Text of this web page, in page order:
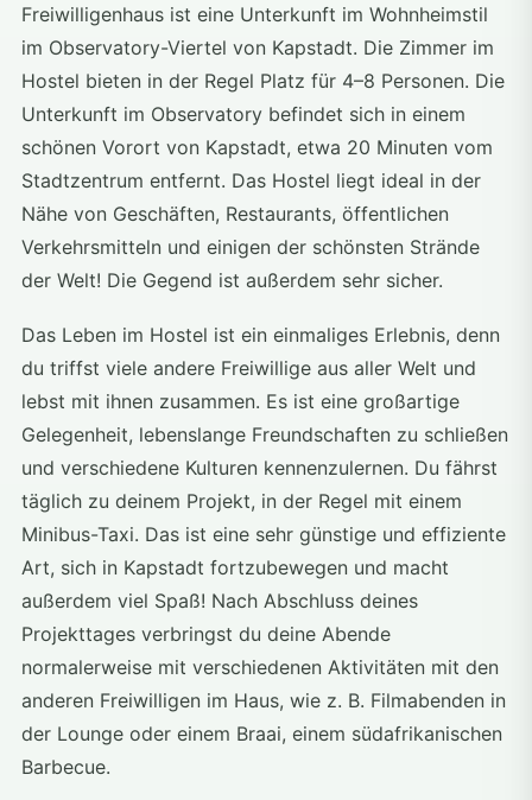
Freiwilligenhaus ist eine Unterkunft im Wohnheimstil
im Observatory-Viertel von Kapstadt. Die Zimmer im
Hostel bieten in der Regel Platz für 4–8 Personen. Die
Unterkunft im Observatory befindet sich in einem
schönen Vorort von Kapstadt, etwa 20 Minuten vom
Stadtzentrum entfernt. Das Hostel liegt ideal in der
Nähe von Geschäften, Restaurants, öffentlichen
Verkehrsmitteln und einigen der schönsten Strände
der Welt! Die Gegend ist außerdem sehr sicher.
Das Leben im Hostel ist ein einmaliges Erlebnis, denn
du triffst viele andere Freiwillige aus aller Welt und
lebst mit ihnen zusammen. Es ist eine großartige
Gelegenheit, lebenslange Freundschaften zu schließen
und verschiedene Kulturen kennenzulernen. Du fährst
täglich zu deinem Projekt, in der Regel mit einem
Minibus-Taxi. Das ist eine sehr günstige und effiziente
Art, sich in Kapstadt fortzubewegen und macht
außerdem viel Spaß! Nach Abschluss deines
Projekttages verbringst du deine Abende
normalerweise mit verschiedenen Aktivitäten mit den
anderen Freiwilligen im Haus, wie z. B. Filmabenden in
der Lounge oder einem Braai, einem südafrikanischen
Barbecue.